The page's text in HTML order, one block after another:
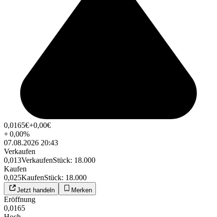
0,0165€+0,00€
+0,00%
07.08.2026 20:43
Verkaufen
0,013VerkaufenStück: 18.000
Kaufen
0,025KaufenStück: 18.000
Jetzt handeln Merken
Eröffnung
0,0165